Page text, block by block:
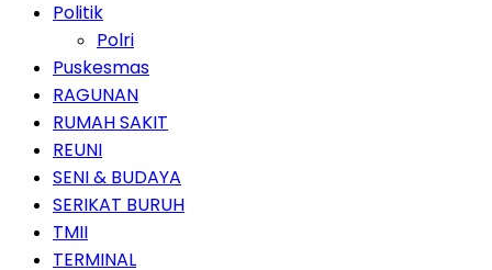
Politik
Polri
Puskesmas
RAGUNAN
RUMAH SAKIT
REUNI
SENI & BUDAYA
SERIKAT BURUH
TMII
TERMINAL